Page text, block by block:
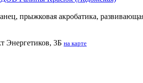
прыжковая акробатика,
Энергетиков, 3Б на карте